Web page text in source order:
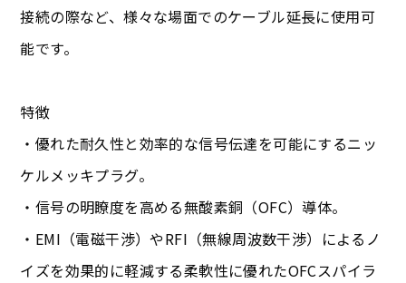
接続の際など、様々な場面でのケーブル延長に使用可
能です。
特徴
・優れた耐久性と効率的な信号伝達を可能にするニッ
ケルメッキプラグ。
・信号の明瞭度を高める無酸素銅（OFC）導体。
・EMI（電磁干渉）やRFI（無線周波数干渉）によるノ
イズを効果的に軽減する柔軟性に優れたOFCスパイラ